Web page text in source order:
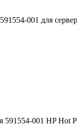
001 для
591554-001 HP Hot